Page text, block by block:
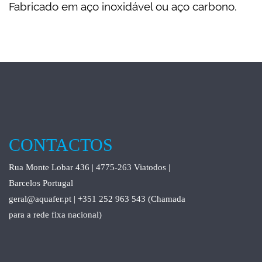
Fabricado em aço inoxidável ou aço carbono.
CONTACTOS
Rua Monte Lobar 436 | 4775-263 Viatodos |
Barcelos Portugal
geral@aquafer.pt | +351 252 963 543 (Chamada
para a rede fixa nacional)